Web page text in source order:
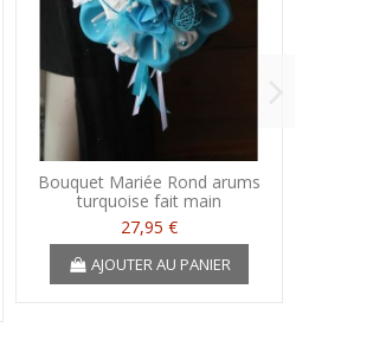
Bouquet Mariée Rond arums
turquoise fait main
27,95 €
AJOUTER AU PANIER